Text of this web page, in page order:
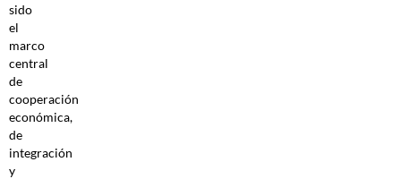
sido
el
marco
central
de
cooperación
económica,
de
integración
y